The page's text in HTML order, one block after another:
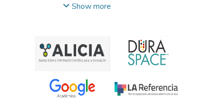
biopsicosocial, en esta etapa comprenden
relación amorosa, alcanzar el control y el
dominio de sus impulsos sexuales". La
Organización Mundial de la Salud (OMS)
2014, define como la etapa de la vida en el
cual el individuo adquiere la capacidad
reproductiva, transita los patrones
Show more